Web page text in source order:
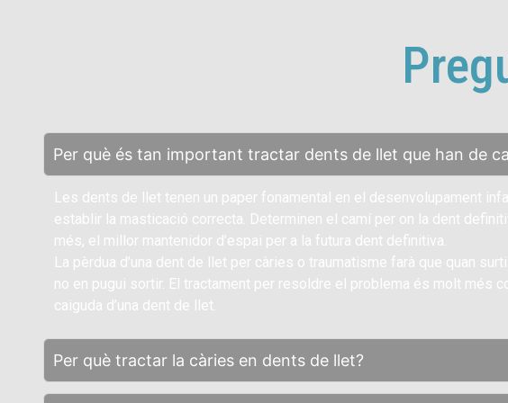
Per què és tan important tractar dents de llet que han de
Les dents de llet tenen un paper fonamental en el desenvolupament
establir la masticació correcta. Determinen el camí per on la dent
més, el millor mantenidor d’espai per a la futura dent definitiva.
La pèrdua d’una dent de llet per càries o traumatisme farà que quan
no en pugui sortir. El tractament per resoldre el problema és molt més
caiguda d’una dent de llet.
Per què tractar la càries en dents de llet?